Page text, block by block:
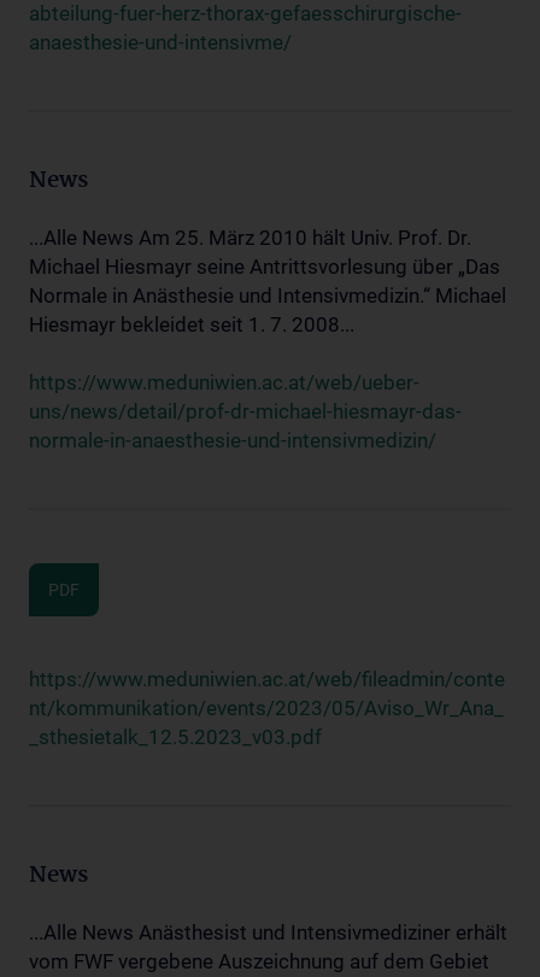
abteilung-fuer-herz-thorax-gefaesschirurgische-
anaesthesie-und-intensivme/
News
...Alle News Am 25. März 2010 hält Univ. Prof. Dr.
Michael Hiesmayr seine Antrittsvorlesung über „Das
Normale in Anästhesie und Intensivmedizin.“ Michael
Hiesmayr bekleidet seit 1. 7. 2008...
https://www.meduniwien.ac.at/web/ueber-
uns/news/detail/prof-dr-michael-hiesmayr-das-
normale-in-anaesthesie-und-intensivmedizin/
PDF
https://www.meduniwien.ac.at/web/fileadmin/conte
nt/kommunikation/events/2023/05/Aviso_Wr_Ana_
_sthesietalk_12.5.2023_v03.pdf
News
...Alle News Anästhesist und Intensivmediziner erhält
vom FWF vergebene Auszeichnung auf dem Gebiet